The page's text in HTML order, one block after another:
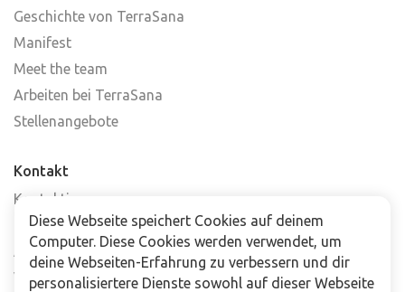
Geschichte von TerraSana
Manifest
Meet the team
Arbeiten bei TerraSana
Stellenangebote
Kontakt
Kontaktiere uns
Häufig gestellte Fragen
Abonniere unseren Newsletter
Verkaufsstellen
Diese Webseite speichert Cookies auf deinem
Computer. Diese Cookies werden verwendet, um
deine Webseiten-Erfahrung zu verbessern und dir
personalisiertere Dienste sowohl auf dieser Webseite